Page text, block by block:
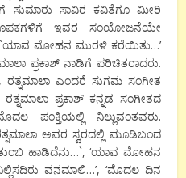
ಸಾವಿರ ಕವಿತೆಗೂ ಮೀರಿ
ಇವರ ಸಂಯೋಜನೆಯೇ
`ಯಾವ ಮೋಹನ ಮುರಳಿ ಕರೆಯಿತು…’
ಪ್ರಕಾಶ್ ನಾಡಿಗೆ ಪರಿಚಿತರಾದರು.
ರತ್ನಮಾಲಾ ಎಂದರೆ ಸುಗಮ ಸಂಗೀತ
ರತ್ನಮಾಲಾ ಪ್ರಕಾಶ್ ಕನ್ನಡ ಸಂಗೀತದ
ಪಂಕ್ತಿಯಲ್ಲಿ ನಿಲ್ಲುವಂತವರು.
ಅವರ ಸ್ವರದಲ್ಲಿ ಮೂಡಿಬಂದ
ತುಂಬಿ ಹಾಡಿದೆನು…`, ‘ಯಾವ ಮೋಹನ
ವನಮಾಲಿ…’, ‘ಮೊದಲ ದಿನ